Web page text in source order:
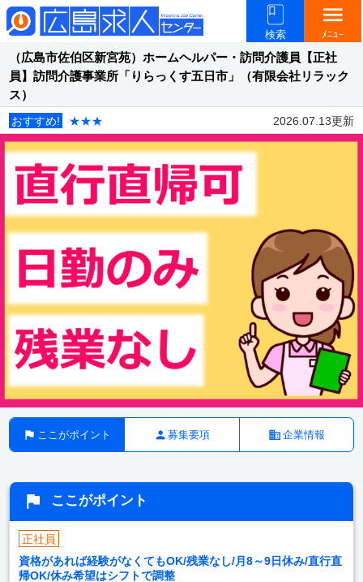
検索
menu
ﾒﾆｭｰ
（広島市佐伯区新宮苑）ホームヘルパー・訪問介護員【正社
員】訪問介護事業所「りらっくす五日市」（有限会社リラック
ス）
おすすめ! ★★★ 2026.07.13更新
ここがポイント 募集要項 企業情報
ここがポイント
正社員
資格があれば経験がなくてもOK/残業なし/月8～9日休み/直行直
帰OK/休み希望はシフトで調整